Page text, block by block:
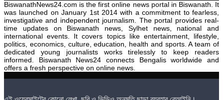
BiswanathNews24.com is the first online news portal in Biswanath. It
was launched on January 1st 2014 with a commitment to fearless,
investigative and independent journalism. The portal provides real-
time updates on Biswanath news, Sylhet news, national and
international events. It covers topics like entertainment, lifestyle,
politics, economics, culture, education, health and sports. A team of
dedicated young journalists works tirelessly to keep readers
informed. Biswanath News24 connects Bengalis worldwide and
offers a fresh perspective on online news.